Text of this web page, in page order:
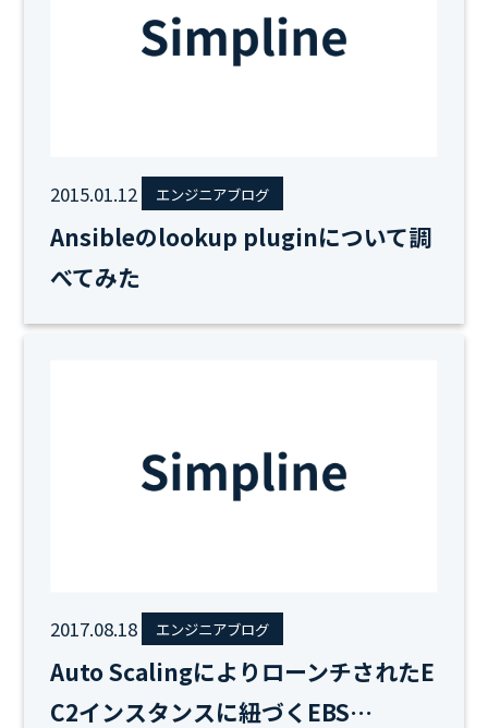
2015.01.12 エンジニアブログ
Ansibleのlookup pluginについて調
べてみた
2017.08.18 エンジニアブログ
Auto ScalingによりローンチされたE
C2インスタンスに紐づくEBS…